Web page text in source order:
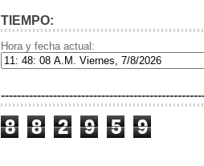
TIEMPO:
Hora y fecha actual:
8 8 2 9 5 9